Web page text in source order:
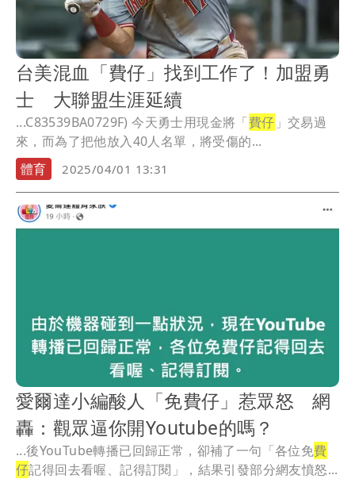
台美混血「費仔」找到工作了！加盟勇
士 大聯盟生涯延續
...C83539BA0729F) 今天勇士用現金將「費仔 」交易過
來，而為了把他放入40人名單，將受傷的...
體育
2025/04/01 13:31
愛爾達小編酸人「免費仔」惹眾怒 網
轟：觀眾逼你開Youtube的嗎？
...後YouTube轉播已回歸正常，卻補了一句「各位免費
仔記得回去看喔、記得訂閱」，結果引發部分網友憤怒...